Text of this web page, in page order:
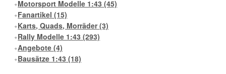
Motorsport Modelle 1:43(45)
Fanartikel(15)
Karts, Quads, Morräder(3)
Rally Modelle 1:43(293)
Angebote(4)
Bausätze 1:43(18)